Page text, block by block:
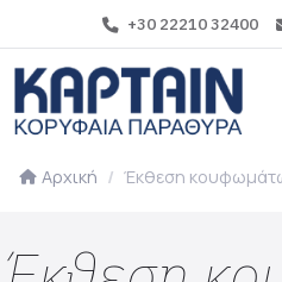
+30 22210 32400
Αρχική Έκθεση